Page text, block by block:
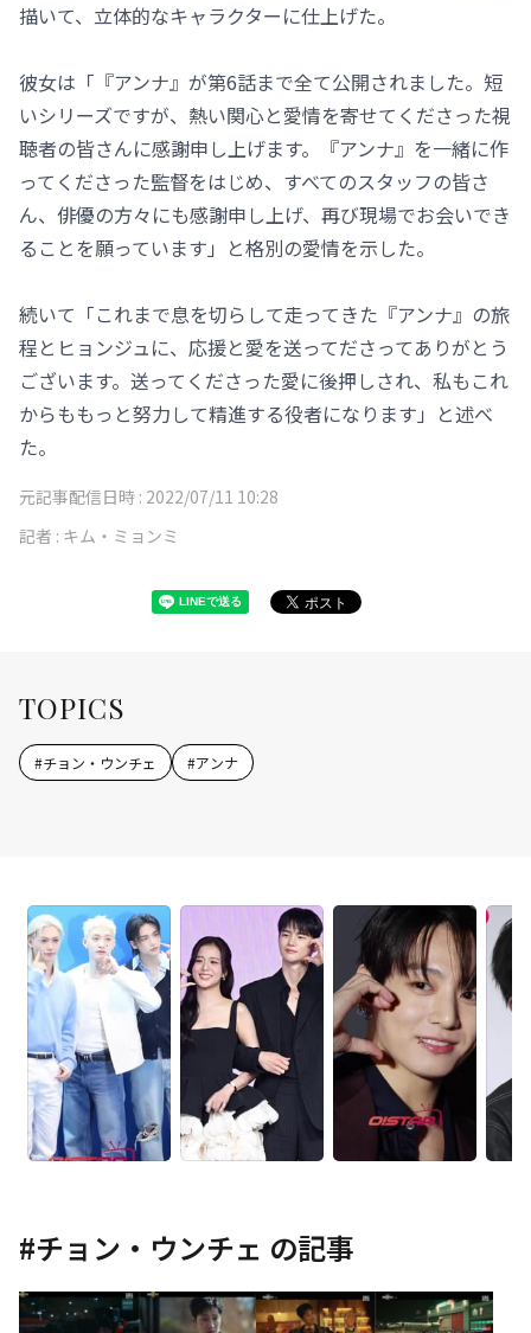
描いて、立体的なキャラクターに仕上げた。
彼女は「『アンナ』が第6話まで全て公開されました。短
いシリーズですが、熱い関心と愛情を寄せてくださった視
聴者の皆さんに感謝申し上げます。『アンナ』を一緒に作
ってくださった監督をはじめ、すべてのスタッフの皆さ
ん、俳優の方々にも感謝申し上げ、再び現場でお会いでき
ることを願っています」と格別の愛情を示した。
続いて「これまで息を切らして走ってきた『アンナ』の旅
程とヒョンジュに、応援と愛を送ってださってありがとう
ございます。送ってくださった愛に後押しされ、私もこれ
からももっと努力して精進する役者になります」と述べ
た。
元記事配信日時 : 2022/07/11 10:28
記者 : キム・ミョンミ
TOPICS
#チョン・ウンチェ #アンナ
#チョン・ウンチェ の記事